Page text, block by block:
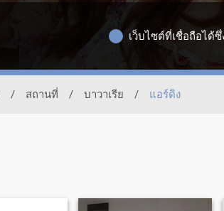
เว็บไซต์ที่เชื่อถือได้
/ สถานที่ / บาวาเรีย / แอร์ดิง